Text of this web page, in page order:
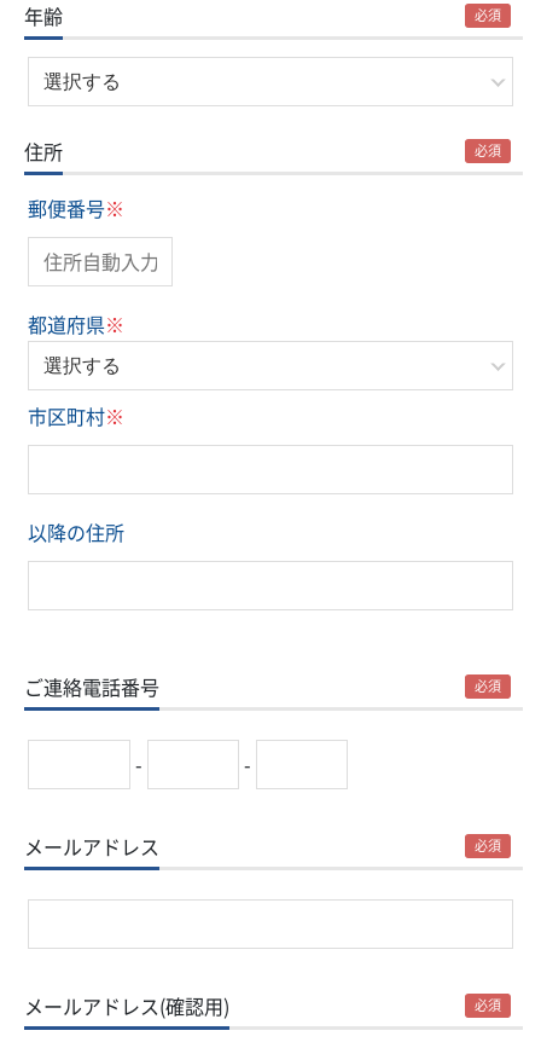
必須
年齢
必須
住所
郵便番号※
都道府県※
市区町村※
以降の住所
必須
ご連絡電話番号
- -
必須
メールアドレス
必須
メールアドレス(確認用)